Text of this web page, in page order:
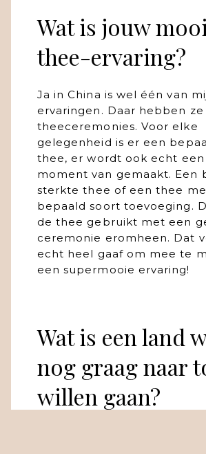
Wat is jouw
thee-ervaring?
Ja in China is wel één van
ervaringen. Daar hebben ze
theeceremonies. Voor elke
gelegenheid is er een
thee, er wordt ook echt een
moment van gemaakt. Een
sterkte thee of een thee
bepaald soort toevoeging.
de thee gebruikt met een
ceremonie eromheen. Dat
echt heel gaaf om mee te
een supermooie ervaring!
Wat is een land
nog graag naar
willen gaan?